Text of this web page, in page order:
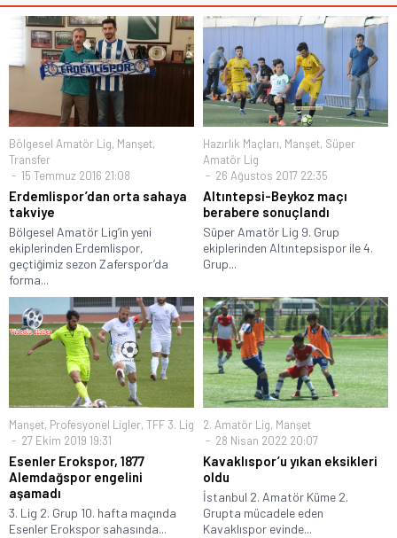
Bölgesel Amatör Lig, Manşet,
Transfer
15 Temmuz 2016 21:08
Erdemlispor’dan orta sahaya
takviye
Bölgesel Amatör Lig’in yeni
ekiplerinden Erdemlispor,
geçtiğimiz sezon Zaferspor’da
forma...
Hazırlık Maçları, Manşet, Süper
Amatör Lig
26 Ağustos 2017 22:35
Altıntepsi-Beykoz maçı
berabere sonuçlandı
Süper Amatör Lig 9. Grup
ekiplerinden Altıntepsispor ile 4.
Grup...
Manşet, Profesyonel Ligler, TFF 3. Lig
27 Ekim 2019 19:31
Esenler Erokspor, 1877
Alemdağspor engelini
aşamadı
3. Lig 2. Grup 10. hafta maçında
Esenler Erokspor sahasında...
2. Amatör Lig, Manşet
28 Nisan 2022 20:07
Kavaklıspor’u yıkan eksikleri
oldu
İstanbul 2. Amatör Küme 2.
Grupta mücadele eden
Kavaklıspor evinde...